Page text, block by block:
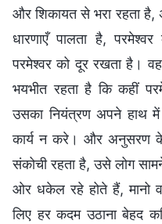
और शिकायत से भरा रहता है,
धारणाएँ पालता है,
परमेश्वर को दूर रखता है।
भयभीत रहता है कि कहीं
उसका नियंत्रण अपने हाथ
कार्य न करे। और अनुसरण
संकोची रहता है, उसे लोग
ओर धकेल रहे होते हैं, मानो
लिए हर कदम उठाना बेहद